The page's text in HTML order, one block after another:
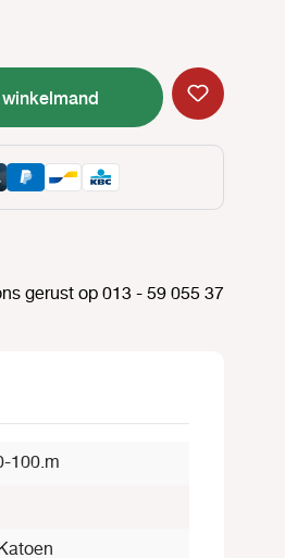
Voer de
gerust op 013 - 59 055 37
100.m